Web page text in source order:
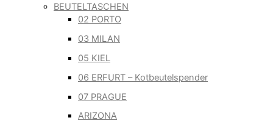
BEUTELTASCHEN
02 PORTO
03 MILAN
05 KIEL
06 ERFURT – Kotbeutelspender
07 PRAGUE
ARIZONA